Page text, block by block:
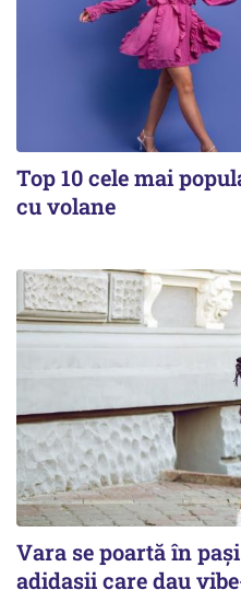
Top 10 cele mai
cu volane
Vara se poartă în
adidașii care dau